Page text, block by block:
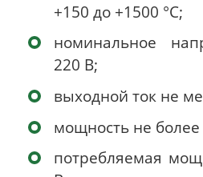
+150 до +1500 °С;
номинальное
220 В;
выходной ток не
мощность не более
потребляемая